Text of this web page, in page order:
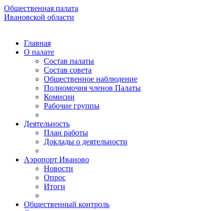
Общественная палата
Ивановской области
Главная
О палате
Состав палаты
Состав совета
Общественное наблюдение
Полномочия членов Палаты
Комисии
Рабочие группы
Деятельность
План работы
Доклады о деятельности
Аэропорт Иваново
Новости
Опрос
Итоги
Общественный контроль